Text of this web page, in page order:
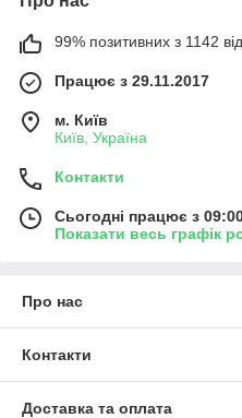
99% позитивних з 1142
Працює з 29.11.2017
м. Київ
Київ, Україна
Контакти
Сьогодні працює з
Показати весь графік
Про нас
Контакти
Доставка та оплата